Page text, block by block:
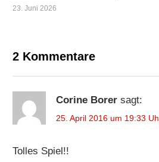
23. Juni 2026
2 Kommentare
Corine Borer sagt:
25. April 2016 um 19:33
Tolles Spiel!!